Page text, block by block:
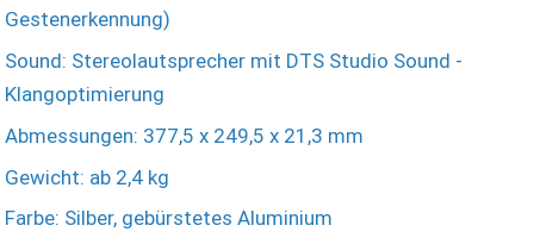
Gestenerkennung)
Sound: Stereolautsprecher mit DTS Studio Sound -
Klangoptimierung
Abmessungen: 377,5 x 249,5 x 21,3 mm
Gewicht: ab 2,4 kg
Farbe: Silber, gebürstetes Aluminium